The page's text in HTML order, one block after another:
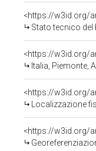
<https://w3id.org/
Stato tecnico del
<https://w3id.org/
Italia, Piemonte,
<https://w3id.org/
Localizzazione
<https://w3id.org/